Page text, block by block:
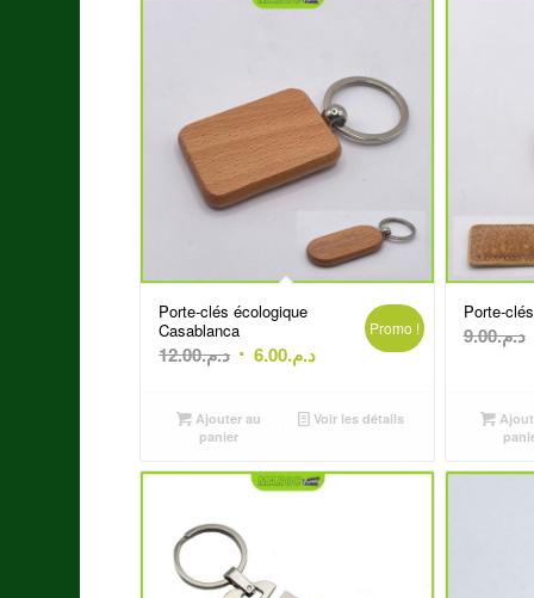
Porte-clés écologique
Casablanca
د.م.12.00
Le
initial
était :
د.م.12.00.
د.م.6.00
Le
actuel
د.م.6.00.
Promo !
Ajouter au
panier
Voir les détails
Porte-
د.م.9.00